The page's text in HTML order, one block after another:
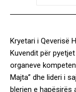
Kryetari i Qeverisë
Kuvendit për
organeve
Majta” dhe lideri i
blerjen e hapësirës